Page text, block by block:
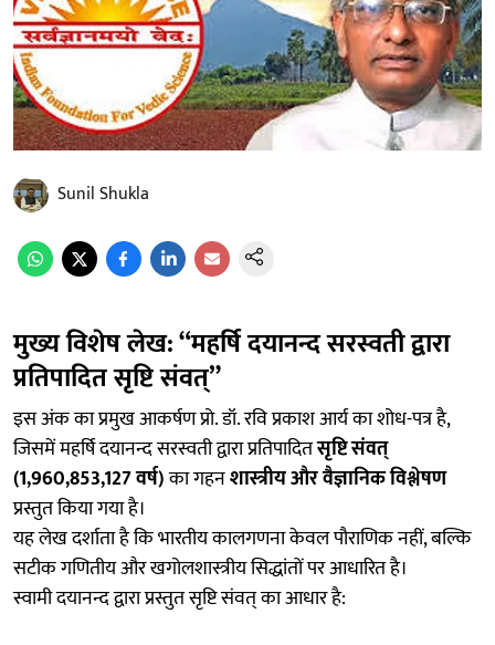
Sunil Shukla
मुख्य विशेष लेख: “महर्षि दयानन्द सरस्वती द्वारा
प्रतिपादित सृष्टि संवत्”
इस अंक का प्रमुख आकर्षण प्रो. डॉ. रवि प्रकाश आर्य का शोध-पत्र है,
जिसमें महर्षि दयानन्द सरस्वती द्वारा प्रतिपादितसृष्टि संवत्
(1,960,853,127 वर्ष)का गहनशास्त्रीय और वैज्ञानिक विश्लेषण
प्रस्तुत किया गया है।
यह लेख दर्शाता है कि भारतीय कालगणना केवल पौराणिक नहीं, बल्कि
सटीक गणितीय और खगोलशास्त्रीय सिद्धांतों पर आधारित है।
स्वामी दयानन्द द्वारा प्रस्तुत सृष्टि संवत् का आधार है: